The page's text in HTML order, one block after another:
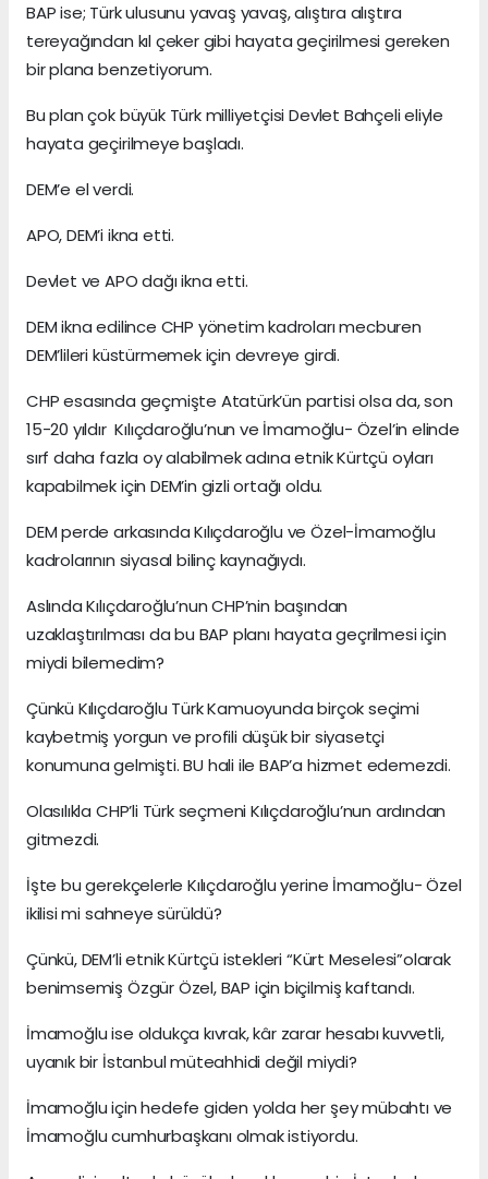
BAP ise; Türk ulusunu yavaş yavaş, alıştıra alıştıra
tereyağından kıl çeker gibi hayata geçirilmesi gereken
bir plana benzetiyorum.
Bu plan çok büyük Türk milliyetçisi Devlet Bahçeli eliyle
hayata geçirilmeye başladı.
DEM’e el verdi.
APO, DEM’i ikna etti.
Devlet ve APO dağı ikna etti.
DEM ikna edilince CHP yönetim kadroları mecburen
DEM’lileri küstürmemek için devreye girdi.
CHP esasında geçmişte Atatürk’ün partisi olsa da, son
15-20 yıldır Kılıçdaroğlu’nun ve İmamoğlu- Özel’in elinde
sırf daha fazla oy alabilmek adına etnik Kürtçü oyları
kapabilmek için DEM’in gizli ortağı oldu.
DEM perde arkasında Kılıçdaroğlu ve Özel-İmamoğlu
kadrolarının siyasal bilinç kaynağıydı.
Aslında Kılıçdaroğlu’nun CHP’nin başından
uzaklaştırılması da bu BAP planı hayata geçrilmesi için
miydi bilemedim?
Çünkü Kılıçdaroğlu Türk Kamuoyunda birçok seçimi
kaybetmiş yorgun ve profili düşük bir siyasetçi
konumuna gelmişti. BU hali ile BAP’a hizmet edemezdi.
Olasılıkla CHP’li Türk seçmeni Kılıçdaroğlu’nun ardından
gitmezdi.
İşte bu gerekçelerle Kılıçdaroğlu yerine İmamoğlu- Özel
ikilisi mi sahneye sürüldü?
Çünkü, DEM’li etnik Kürtçü istekleri “Kürt Meselesi”olarak
benimsemiş Özgür Özel, BAP için biçilmiş kaftandı.
İmamoğlu ise oldukça kıvrak, kâr zarar hesabı kuvvetli,
uyanık bir İstanbul müteahhidi değil miydi?
İmamoğlu için hedefe giden yolda her şey mübahtı ve
İmamoğlu cumhurbaşkanı olmak istiyordu.